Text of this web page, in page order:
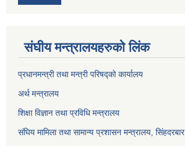
संघीय मन्त्रालयहरुको लिंक
प्रधानमन्त्री तथा मन्त्री परिषद्को कार्यालय
अर्थ मन्त्रालय
शिक्षा विज्ञान तथा प्रविधि मन्त्रालय
संघिय मामिला तथा सामान्य प्रशासन मन्त्रालय, सिंहदरबार